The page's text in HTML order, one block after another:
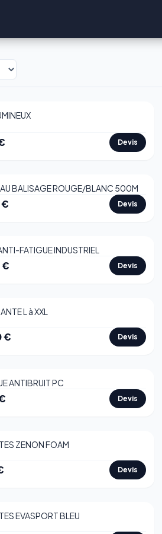
Devis
BALISAGE ROUGE/BLANC 500M
€ Devis
FATIGUE INDUSTRIEL
€ Devis
L à XXL
€ Devis
ANTIBRUIT PC
Devis
ZENON FOAM
Devis
EVASPORT BLEU